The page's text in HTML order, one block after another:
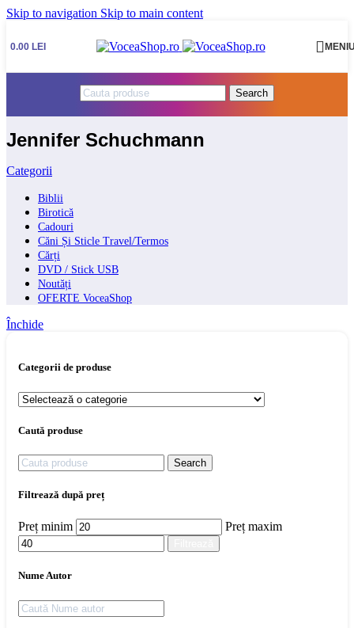
Skip to navigation Skip to main content
0.00 LEI
Search
Jennifer Schuchmann
Categorii
Biblii
Birotică
Cadouri
Căni Și Sticle Travel/Termos
Cărți
DVD / Stick USB
Noutăți
OFERTE VoceaShop
Închide
Categorii de produse
Caută produse
Search
Filtrează după preț
Preț minim Preț maxim
Nume Autor